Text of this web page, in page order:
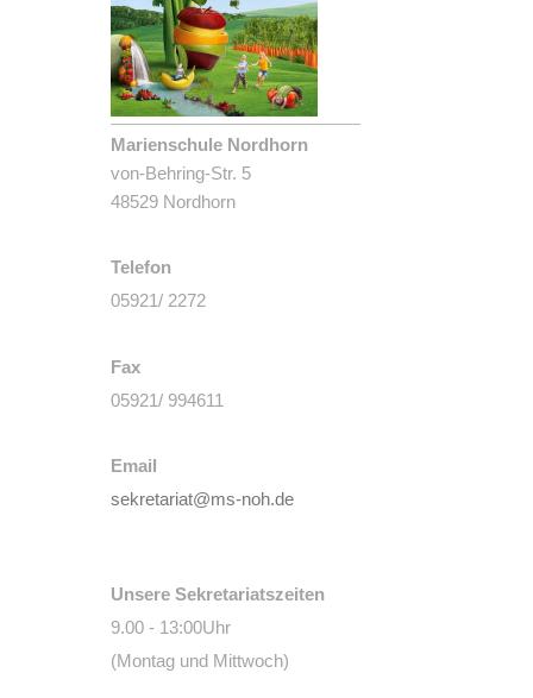
Marienschule Nordhorn
von-Behring-Str. 5
48529 Nordhorn
Telefon
05921/ 2272
Fax
05921/ 994611
Email
sekretariat@ms-noh.de
Unsere Sekretariatszeiten
9.00 - 13:00Uhr
(Montag und Mittwoch)